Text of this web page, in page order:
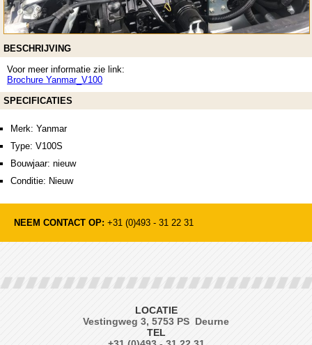
BESCHRIJVING
Voor meer informatie zie link:
Brochure Yanmar_V100
SPECIFICATIES
Merk: Yanmar
Type: V100S
Bouwjaar: nieuw
Conditie: Nieuw
NEEM CONTACT OP: +31 (0)493 - 31 22 31
LOCATIE
Vestingweg 3, 5753 PS Deurne
TEL